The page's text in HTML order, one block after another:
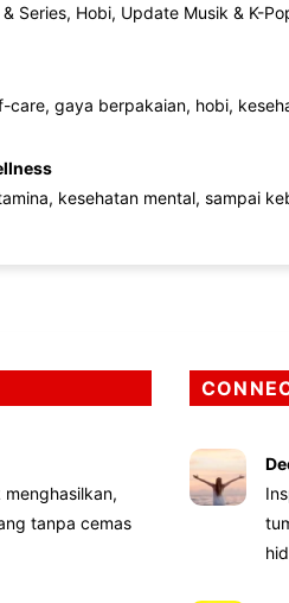
& Series, Hobi, Update Musik & K-
care, gaya berpakaian, hobi,
kesehatan mental, sampai
tanpa cemas